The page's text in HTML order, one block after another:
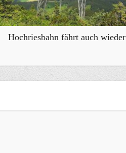
Hochriesbahn fährt auch wieder